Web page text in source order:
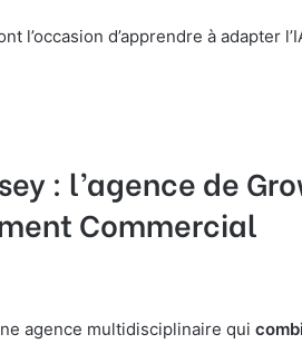
l’occasion d’apprendre à adapter
: l’agence de
Commercial
agence multidisciplinaire qui